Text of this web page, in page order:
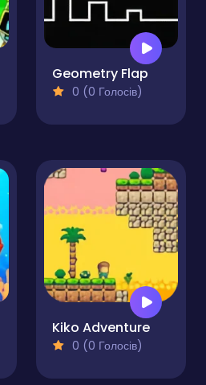
Geometry Flap
0 (0 Голосів)
Kiko Adventure
0 (0 Голосів)